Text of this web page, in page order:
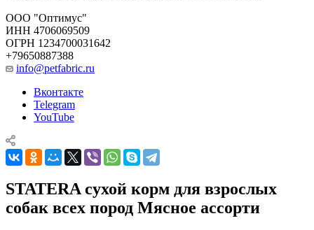
ООО "Оптимус"
ИНН 4706069509
ОГРН 1234700031642
+79650887388
info@petfabric.ru
Вконтакте
Telegram
YouTube
STATERA сухой корм для взрослых
собак всех пород Мясное ассорти